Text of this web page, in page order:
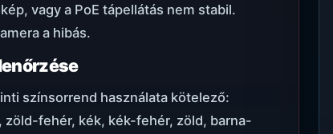
vagy a PoE tápellátás nem stabil.
a hibás.
színsorrend használata kötelező:
zöld-fehér, kék, kék-fehér, zöld, barna-